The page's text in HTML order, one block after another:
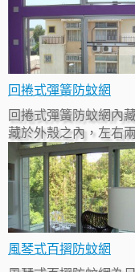
回捲式彈簧防蚊網
回捲式彈簧防蚊網內
藏於外殼之內，左右
風琴式百摺防蚊網